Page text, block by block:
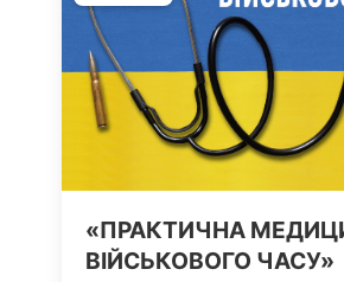
«ПРАКТИЧНА
ВІЙСЬКОВОГО ЧАСУ»